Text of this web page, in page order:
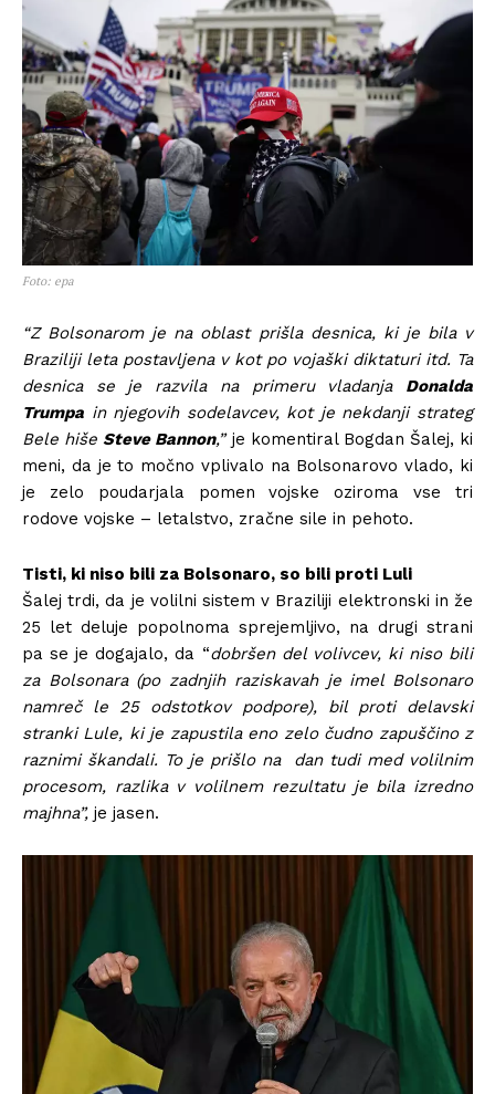
Foto: epa
“Z Bolsonarom je na oblast prišla desnica, ki je bila v
Braziliji leta postavljena v kot po vojaški diktaturi itd. Ta
desnica se je razvila na primeru vladanja Donalda
Trumpa in njegovih sodelavcev, kot je nekdanji strateg
Bele hišeSteve Bannon,”je komentiral Bogdan Šalej, ki
meni, da je to močno vplivalo na Bolsonarovo vlado, ki
je zelo poudarjala pomen vojske oziroma vse tri
rodove vojske – letalstvo, zračne sile in pehoto.
Tisti, ki niso bili za Bolsonaro, so bili proti Luli
Šalej trdi, da je volilni sistem v Braziliji elektronski in že
25 let deluje popolnoma sprejemljivo, na drugi strani
pa se je dogajalo, da “dobršen del volivcev, ki niso bili
za Bolsonara (po zadnjih raziskavah je imel Bolsonaro
namreč le 25 odstotkov podpore), bil proti delavski
stranki Lule, ki je zapustila eno zelo čudno zapuščino z
raznimi škandali. To je prišlo na dan tudi med volilnim
procesom, razlika v volilnem rezultatu je bila izredno
majhna”, je jasen.